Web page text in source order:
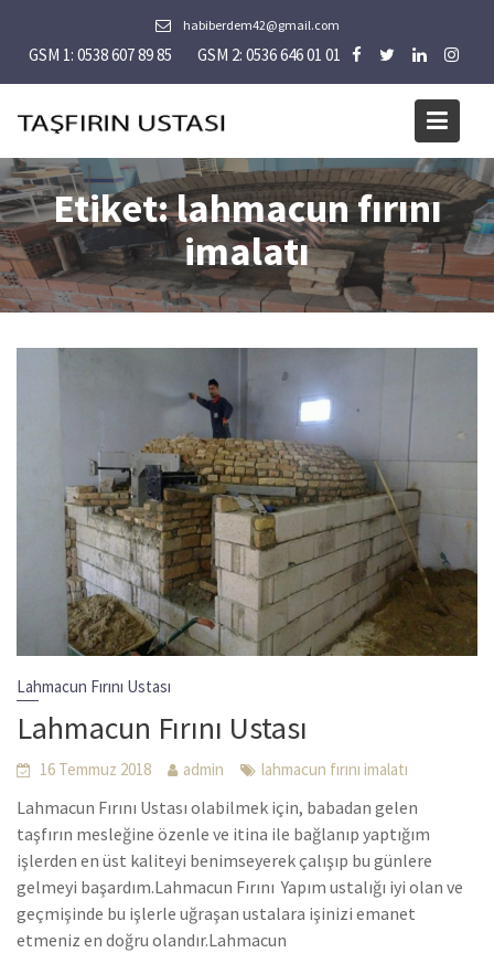
content
habiberdem42@gmail.com
GSM 1: 0538 607 89 85 GSM 2: 0536 646 01 01
Etiket:lahmacun fırını
imalatı
Lahmacun Fırını Ustası
Lahmacun Fırını Ustası
16 Temmuz 2018 admin lahmacun fırını imalatı
Lahmacun Fırını Ustası olabilmek için, babadan gelen
taşfırın mesleğine özenle ve itina ile bağlanıp yaptığım
işlerden en üst kaliteyi benimseyerek çalışıp bu günlere
gelmeyi başardım.Lahmacun Fırını Yapım ustalığı iyi olan ve
geçmişinde bu işlerle uğraşan ustalara işinizi emanet
etmeniz en doğru olandır.Lahmacun